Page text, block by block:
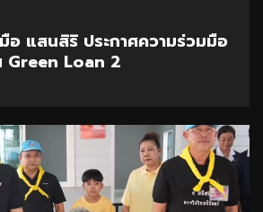
แสนสิริ ประกาศความร่วมมือ
Green Loan 2